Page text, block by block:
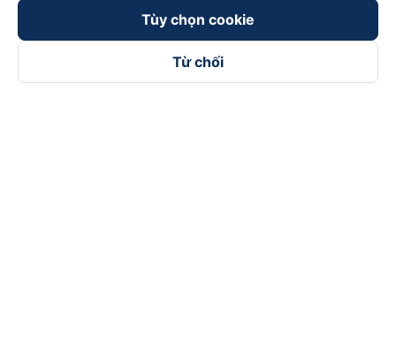
Đối tác thanh toánTùy chọn cookie
Từ chối